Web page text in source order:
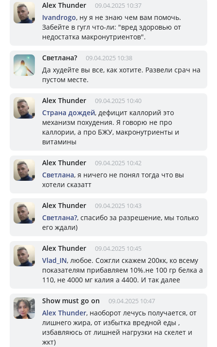
Alex Thunder 09.04.2025 10:37
Ivandrogo, ну я не знаю чем вам помочь.
Забейте в гугл что-ли: "вред здоровью от
недостатка макронутриентов".
Светлана? 09.04.2025 10:38
Да худейте вы все, как хотите. Развели срач на
пустом месте.
Alex Thunder 09.04.2025 10:40
Страна дождей, дефицит каллорий это
механизм похудения. Я говорю не про
каллории, а про БЖУ, макронутриенты и
витамины
Alex Thunder 09.04.2025 10:42
Светлана, я ничего не понял тогда что вы
хотели сказатт
Alex Thunder 09.04.2025 10:43
Светлана?, спасибо за разрешение, мы только
его ждали)
Alex Thunder 09.04.2025 10:45
Vlad_IN, любое. Сожгли скажем 200кк, ко всему
показателям прибавляем 10%.не 100 гр белка а
110, не 4000 мг калия а 4400. И так далее
Show must go on 09.04.2025 10:47
Alex Thunder, наоборот лечусь получается, от
лишнего жира, от избытка вредной еды ,
избавляюсь от лишней нагрузки на скелет и
жкт)